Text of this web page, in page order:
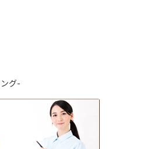
グ-